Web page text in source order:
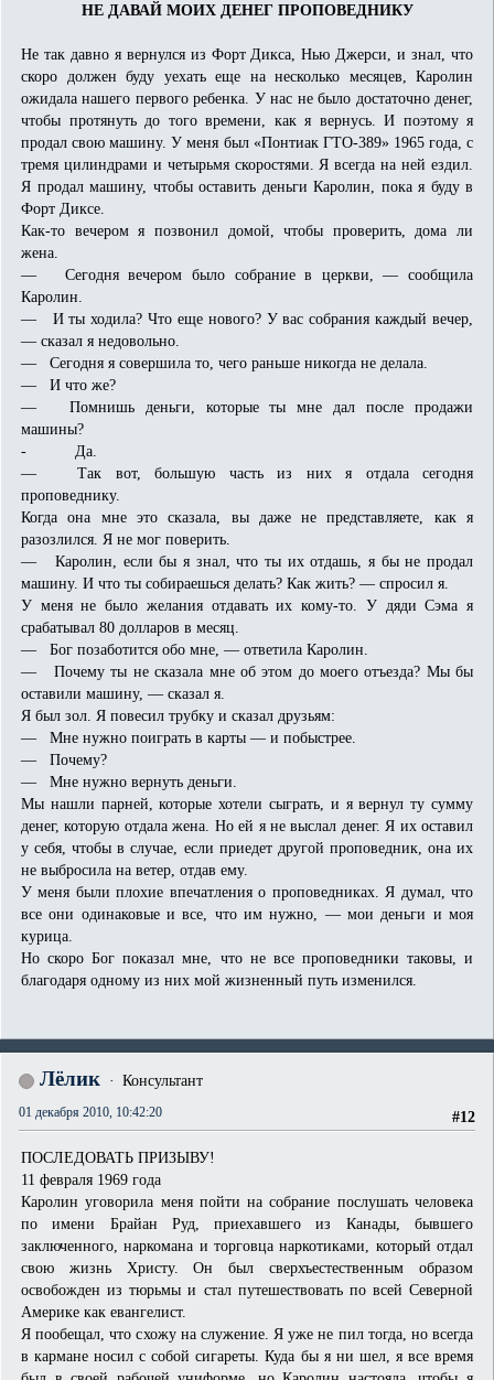
НЕ ДАВАЙ МОИХ ДЕНЕГ ПРОПОВЕДНИКУ
Не так давно я вернулся из Форт Дикса, Нью Джерси, и знал, что
скоро должен буду уехать еще на несколько месяцев, Каролин
ожидала нашего первого ребенка. У нас не было достаточно денег,
чтобы протянуть до того времени, как я вернусь. И поэтому я
продал свою машину. У меня был «Понтиак ГТО-389» 1965 года, с
тремя цилиндрами и четырьмя скоростями. Я всегда на ней ездил.
Я продал машину, чтобы оставить деньги Каролин, пока я буду в
Форт Диксе.
Как-то вечером я позвонил домой, чтобы проверить, дома ли
жена.
— Сегодня вечером было собрание в церкви, — сообщила
Каролин.
— И ты ходила? Что еще нового? У вас собрания каждый вечер,
— сказал я недовольно.
— Сегодня я совершила то, чего раньше никогда не делала.
— И что же?
— Помнишь деньги, которые ты мне дал после продажи
машины?
- Да.
— Так вот, большую часть из них я отдала сегодня
проповеднику.
Когда она мне это сказала, вы даже не представляете, как я
разозлился. Я не мог поверить.
— Каролин, если бы я знал, что ты их отдашь, я бы не продал
машину. И что ты собираешься делать? Как жить? — спросил я.
У меня не было желания отдавать их кому-то. У дяди Сэма я
срабатывал 80 долларов в месяц.
— Бог позаботится обо мне, — ответила Каролин.
— Почему ты не сказала мне об этом до моего отъезда? Мы бы
оставили машину, — сказал я.
Я был зол. Я повесил трубку и сказал друзьям:
— Мне нужно поиграть в карты — и побыстрее.
— Почему?
— Мне нужно вернуть деньги.
Мы нашли парней, которые хотели сыграть, и я вернул ту сумму
денег, которую отдала жена. Но ей я не выслал денег. Я их оставил
у себя, чтобы в случае, если приедет другой проповедник, она их
не выбросила на ветер, отдав ему.
У меня были плохие впечатления о проповедниках. Я думал, что
все они одинаковые и все, что им нужно, — мои деньги и моя
курица.
Но скоро Бог показал мне, что не все проповедники таковы, и
благодаря одному из них мой жизненный путь изменился.
Лёлик Консультант
#12
01 декабря 2010, 10:42:20
ПОСЛЕДОВАТЬ ПРИЗЫВУ!
11 февраля 1969 года
Каролин уговорила меня пойти на собрание послушать человека
по имени Брайан Руд, приехавшего из Канады, бывшего
заключенного, наркомана и торговца наркотиками, который отдал
свою жизнь Христу. Он был сверхъестественным образом
освобожден из тюрьмы и стал путешествовать по всей Северной
Америке как евангелист.
Я пообещал, что схожу на служение. Я уже не пил тогда, но всегда
в кармане носил с собой сигареты. Куда бы я ни шел, я все время